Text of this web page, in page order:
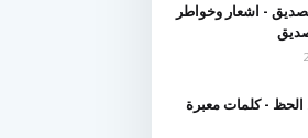
- اشعار وخواطر
- كلمات معبرة